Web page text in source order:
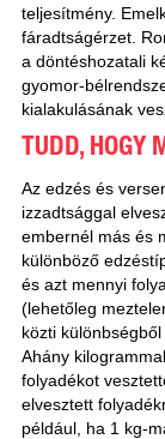
teljesítmény.
fáradtságérzet.
a döntéshozatali
gyomor-
kialakulásának
TUDD, HOGY
Az edzés és
izzadtsággal
embernél más és
különböző
és azt mennyi
(lehetőleg
közti
Ahány
folyadékot
elvesztett
például, ha 1 kg-